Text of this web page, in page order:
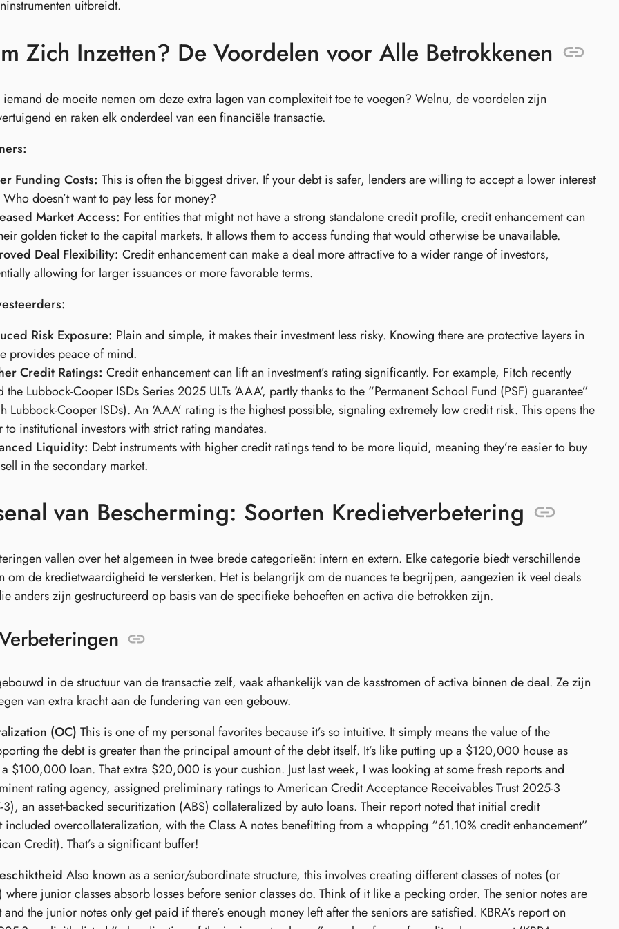
uitbreidt.
Zich Inzetten? De Voordelen voor Alle Betrokkenen
de moeite nemen om deze extra lagen van complexiteit toe te voegen? Welnu, de voordelen zijn
en raken elk onderdeel van een financiële transactie.
Funding Costs: This is often the biggest driver. If your debt is safer, lenders are willing to accept a lower interest
Who doesn’t want to pay less for money?
Market Access: For entities that might not have a strong standalone credit profile, credit enhancement can
golden ticket to the capital markets. It allows them to access funding that would otherwise be unavailable.
Deal Flexibility: Credit enhancement can make a deal more attractive to a wider range of investors,
allowing for larger issuances or more favorable terms.
Risk Exposure: Plain and simple, it makes their investment less risky. Knowing there are protective layers in
provides peace of mind.
Credit Ratings: Credit enhancement can lift an investment’s rating significantly. For example, Fitch recently
the Lubbock-Cooper ISDs Series 2025 ULTs ‘AAA’, partly thanks to the “Permanent School Fund (PSF) guarantee”
Lubbock-Cooper ISDs). An ‘AAA’ rating is the highest possible, signaling extremely low credit risk. This opens the
to institutional investors with strict rating mandates.
Liquidity: Debt instruments with higher credit ratings tend to be more liquid, meaning they’re easier to buy
in the secondary market.
van Bescherming: Soorten Kredietverbetering
vallen over het algemeen in twee brede categorieën: intern en extern. Elke categorie biedt verschillende
om de kredietwaardigheid te versterken. Het is belangrijk om de nuances te begrijpen, aangezien ik veel deals
anders zijn gestructureerd op basis van de specifieke behoeften en activa die betrokken zijn.
in de structuur van de transactie zelf, vaak afhankelijk van de kasstromen of activa binnen de deal. Ze zijn
van extra kracht aan de fundering van een gebouw.
(OC) This is one of my personal favorites because it’s so intuitive. It simply means the value of the
the debt is greater than the principal amount of the debt itself. It’s like putting up a $120,000 house as
$100,000 loan. That extra $20,000 is your cushion. Just last week, I was looking at some fresh reports and
rating agency, assigned preliminary ratings to American Credit Acceptance Receivables Trust 2025-3
an asset-backed securitization (ABS) collateralized by auto loans. Their report noted that initial credit
included overcollateralization, with the Class A notes benefitting from a whopping “61.10% credit enhancement”
Credit). That’s a significant buffer!
Also known as a senior/subordinate structure, this involves creating different classes of notes (or
where junior classes absorb losses before senior classes do. Think of it like a pecking order. The senior notes are
the junior notes only get paid if there’s enough money left after the seniors are satisfied. KBRA’s report on